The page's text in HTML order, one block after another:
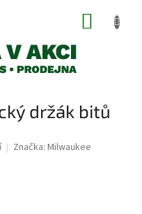
držák bitů
Značka: Milwaukee